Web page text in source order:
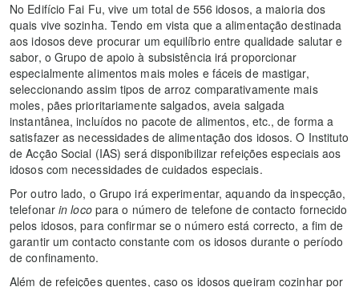
No Edifício Fai Fu, vive um total de 556 idosos, a maioria dos
quais vive sozinha. Tendo em vista que a alimentação destinada
aos idosos deve procurar um equilíbrio entre qualidade salutar e
sabor, o Grupo de apoio à subsistência irá proporcionar
especialmente alimentos mais moles e fáceis de mastigar,
seleccionando assim tipos de arroz comparativamente mais
moles, pães prioritariamente salgados, aveia salgada
instantânea, incluídos no pacote de alimentos, etc., de forma a
satisfazer as necessidades de alimentação dos idosos. O Instituto
de Acção Social (IAS) será disponibilizar refeições especiais aos
idosos com necessidades de cuidados especiais.
Por outro lado, o Grupo irá experimentar, aquando da inspecção,
telefonar in locopara o número de telefone de contacto fornecido
pelos idosos, para confirmar se o número está correcto, a fim de
garantir um contacto constante com os idosos durante o período
de confinamento.
Além de refeições quentes, caso os idosos queiram cozinhar por